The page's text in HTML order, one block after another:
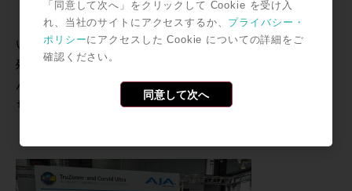
マ・カメラ群
が展示されて
います。
残念ながら、NABで発表されたXF205は見つけられませ
んでしたが、最新のシネマレンズはしっかりと実機が持
ち込まれていました。
「同意して次へ」をクリックして Cookie を受け入
れ、当社のサイトにアクセスするか、 プライバシー・
ポリシーにアクセスした Cookie についての詳細をご
確認ください。
同意して次へ